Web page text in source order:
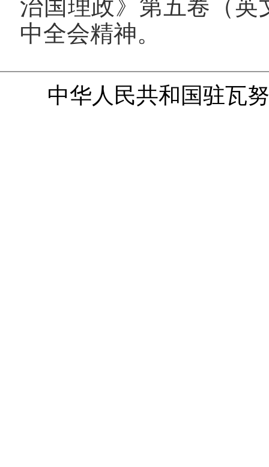
治国理政》第五卷（
中全会精神。
中华人民共和国驻瓦